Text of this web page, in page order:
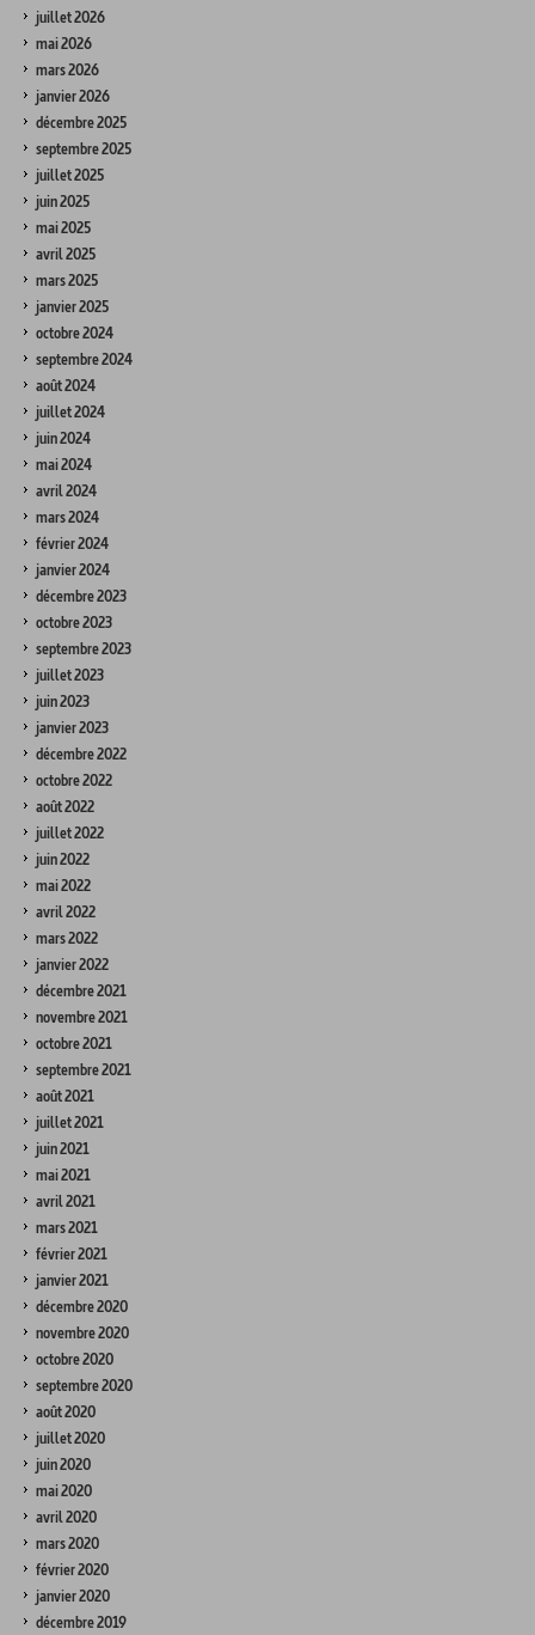
juillet 2026
mai 2026
mars 2026
janvier 2026
décembre 2025
septembre 2025
juillet 2025
juin 2025
mai 2025
avril 2025
mars 2025
janvier 2025
octobre 2024
septembre 2024
août 2024
juillet 2024
juin 2024
mai 2024
avril 2024
mars 2024
février 2024
janvier 2024
décembre 2023
octobre 2023
septembre 2023
juillet 2023
juin 2023
janvier 2023
décembre 2022
octobre 2022
août 2022
juillet 2022
juin 2022
mai 2022
avril 2022
mars 2022
janvier 2022
décembre 2021
novembre 2021
octobre 2021
septembre 2021
août 2021
juillet 2021
juin 2021
mai 2021
avril 2021
mars 2021
février 2021
janvier 2021
décembre 2020
novembre 2020
octobre 2020
septembre 2020
août 2020
juillet 2020
juin 2020
mai 2020
avril 2020
mars 2020
février 2020
janvier 2020
décembre 2019